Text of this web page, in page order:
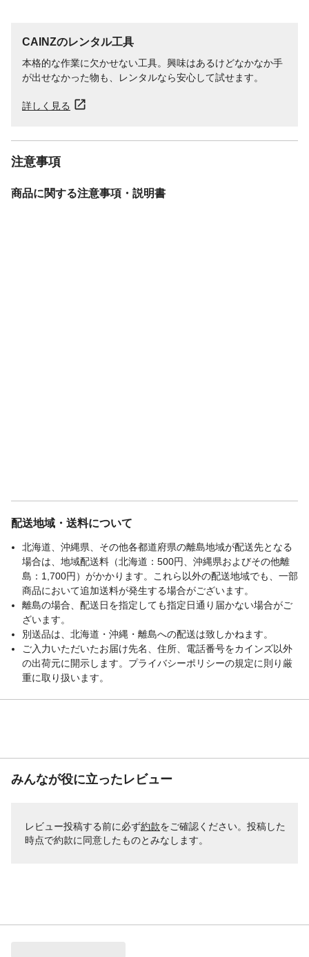
CAINZのレンタル工具
本格的な作業に欠かせない工具。興味はあるけどなかなか手
が出せなかった物も、レンタルなら安心して試せます。
詳しく見る
注意事項
商品に関する注意事項・説明書
配送地域・送料について
北海道、沖縄県、その他各都道府県の離島地域が配送先となる
場合は、地域配送料（北海道：500円、沖縄県およびその他離
島：1,700円）がかかります。これら以外の配送地域でも、一部
商品において追加送料が発生する場合がございます。
離島の場合、配送日を指定しても指定日通り届かない場合がご
ざいます。
別送品は、北海道・沖縄・離島への配送は致しかねます。
ご入力いただいたお届け先名、住所、電話番号をカインズ以外
の出荷元に開示します。プライバシーポリシーの規定に則り厳
重に取り扱います。
みんなが役に立ったレビュー
レビュー投稿する前に必ず約款をご確認ください。投稿した
時点で約款に同意したものとみなします。